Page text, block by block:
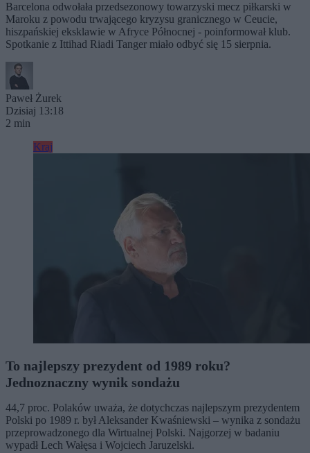
Barcelona odwołała przedsezonowy towarzyski mecz piłkarski w
Maroku z powodu trwającego kryzysu granicznego w Ceucie,
hiszpańskiej eksklawie w Afryce Północnej - poinformował klub.
Spotkanie z Ittihad Riadi Tanger miało odbyć się 15 sierpnia.
Paweł Żurek
Dzisiaj 13:18
2 min
Kraj
To najlepszy prezydent od 1989 roku?
Jednoznaczny wynik sondażu
44,7 proc. Polaków uważa, że dotychczas najlepszym prezydentem
Polski po 1989 r. był Aleksander Kwaśniewski – wynika z sondażu
przeprowadzonego dla Wirtualnej Polski. Najgorzej w badaniu
wypadł Lech Wałęsa i Wojciech Jaruzelski.